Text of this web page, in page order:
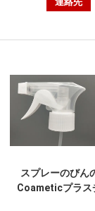
スプレーのびん
Coameticプラス